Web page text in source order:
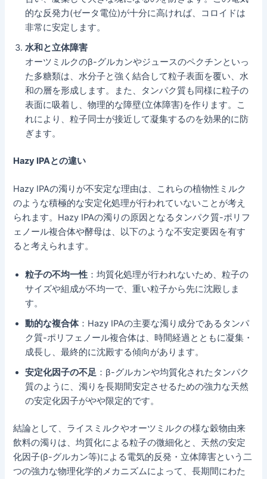
的な反発力(ゼータ電位)が十分に高ければ、コロイドは
非常に安定します。
水和と立体障害
オーツミルクのβ-グルカンやジュースのペクチンといっ
た多糖類は、水分子と強く結合して粒子表面を覆い、水
和の層を形成します。また、タンパク質も同様に粒子の
表面に吸着し、物理的な障壁(立体障害)を作ります。こ
れにより、粒子同士が接近して凝集するのを効果的に防
ぎます。
Hazy IPAとの違い
Hazy IPAの濁りが不安定な理由は、これらの植物性ミルク
のような積極的な安定化処理が行われていないことが考え
られます。Hazy IPAの濁りの原因となるタンパク質-ポリフ
ェノール複合体や酵母は、以下のような不安定要因を有す
ると考えられます。
粒子の不均一性 ：均質化処理が行われないため、粒子の
サイズや組成が不均一で、重い粒子から先に沈殿しま
す。
動的な複合体：Hazy IPAの主要な濁り成分であるタンパ
ク質-ポリフェノール複合体は、時間経過とともに凝集・
成長し、最終的に沈殿する傾向があります。
安定化因子の不足 ：β-グルカンや均質化されたタンパク
質のように、濁りを長期間安定させるための強力な天然
の安定化因子がやや限定的です。
結論として、ライスミルクやオーツミルクの様な穀物由来
飲料の濁りは、均質化による粒子の微細化と、天然の安定
化因子(β-グルカン等)による電気的反発・立体障害という二
つの強力な物理化学的メカニズムによって、長期間にわた